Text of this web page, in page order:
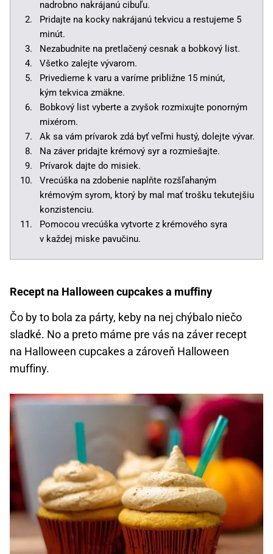
nadrobno nakrájanú cibuľu.
Pridajte na kocky nakrájanú tekvicu a restujeme 5
minút.
Nezabudnite na pretlačený cesnak a bobkový list.
Všetko zalejte vývarom.
Privedieme k varu a varíme približne 15 minút,
kým tekvica zmäkne.
Bobkový list vyberte a zvyšok rozmixujte ponorným
mixérom.
Ak sa vám prívarok zdá byť veľmi hustý, dolejte vývar.
Na záver pridajte krémový syr a rozmiešajte.
Prívarok dajte do misiek.
Vrecúška na zdobenie naplňte rozšľahaným
krémovým syrom, ktorý by mal mať trošku tekutejšiu
konzistenciu.
Pomocou vrecúška vytvorte z krémového syra
v každej miske pavučinu.
Recept na Halloween cupcakes a muffiny
Čo by to bola za párty, keby na nej chýbalo niečo
sladké. No a preto máme pre vás na záver recept
na Halloween cupcakes a zároveň Halloween
muffiny.